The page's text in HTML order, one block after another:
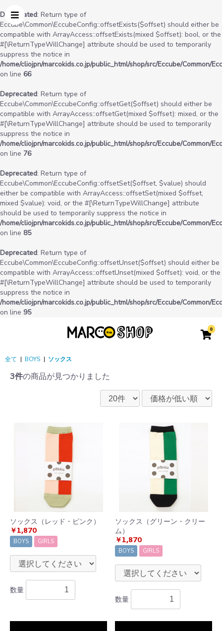
Deprecated: Return type of
Eccube\Common\EccubeConfig::offsetExists($offset) should either be
compatible with ArrayAccess::offsetExists(mixed $offset): bool, or the
#[\ReturnTypeWillChange] attribute should be used to temporarily
suppress the notice in
/home/cliojpn/marcokids.co.jp/public_html/shop/src/Eccube/Common/
on line 66
Deprecated: Return type of
Eccube\Common\EccubeConfig::offsetGet($offset) should either be
compatible with ArrayAccess::offsetGet(mixed $offset): mixed, or the
#[\ReturnTypeWillChange] attribute should be used to temporarily
suppress the notice in
/home/cliojpn/marcokids.co.jp/public_html/shop/src/Eccube/Common/
on line 76
Deprecated: Return type of
Eccube\Common\EccubeConfig::offsetSet($offset, $value) should
either be compatible with ArrayAccess::offsetSet(mixed $offset,
mixed $value): void, or the #[\ReturnTypeWillChange] attribute
should be used to temporarily suppress the notice in
/home/cliojpn/marcokids.co.jp/public_html/shop/src/Eccube/Common/
on line 85
Deprecated: Return type of
Eccube\Common\EccubeConfig::offsetUnset($offset) should either be
compatible with ArrayAccess::offsetUnset(mixed $offset): void, or the
#[\ReturnTypeWillChange] attribute should be used to temporarily
suppress the notice in
/home/cliojpn/marcokids.co.jp/public_html/shop/src/Eccube/Common/
on line 95
0
全て | BOYS | ソックス
3件の商品が見つかりました
ソックス（レッド・ピンク）
￥1,870
BOYS GIRLS
数量
ソックス（グリーン・クリー
ム）
￥1,870
BOYS GIRLS
数量